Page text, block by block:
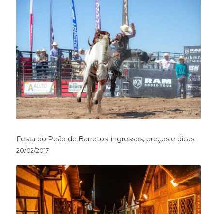
Festa do Peão de Barretos: ingressos, preços e dicas
20/02/2017